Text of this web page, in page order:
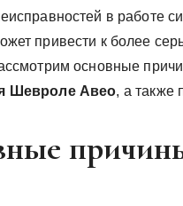
в работе
привести к более
основные
Шевроле Авео, а также